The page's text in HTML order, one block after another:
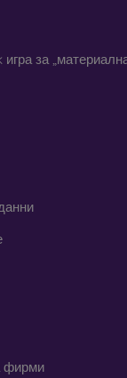
избирайте
богат изборот
за
фирми